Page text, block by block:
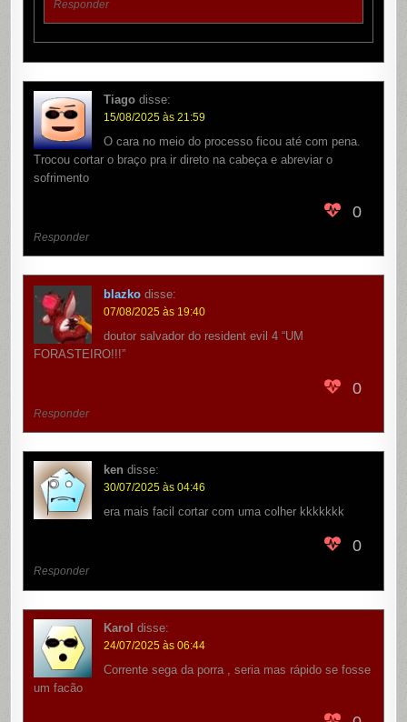
Responder
Tiago disse:
15/08/2025 às 21:59
O cara no meio do processo ficou até com pena.
Trocou cortar o braço pra ir direto na cabeça e abreviar o
sofrimento
0
Responder
blazko disse:
07/08/2025 às 19:40
doutor salvador do resident evil 4 “UM
FORASTEIRO!!!”
0
Responder
ken disse:
30/07/2025 às 04:46
era mais facil cortar com uma colher kkkkkkk
0
Responder
Karol disse:
24/07/2025 às 06:44
Corrente sega da porra , seria mas rápido se fosse
um facão